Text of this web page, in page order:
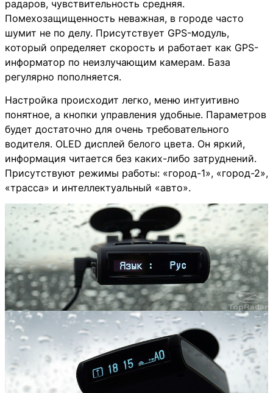
радаров, чувствительность средняя.
Помехозащищенность неважная, в городе часто
шумит не по делу. Присутствует GPS-модуль,
который определяет скорость и работает как GPS-
информатор по неизлучающим камерам. База
регулярно пополняется.
Настройка происходит легко, меню интуитивно
понятное, а кнопки управления удобные. Параметров
будет достаточно для очень требовательного
водителя. OLED дисплей белого цвета. Он яркий,
информация читается без каких-либо затруднений.
Присутствуют режимы работы: «город-1», «город-2»,
«трасса» и интеллектуальный «авто».